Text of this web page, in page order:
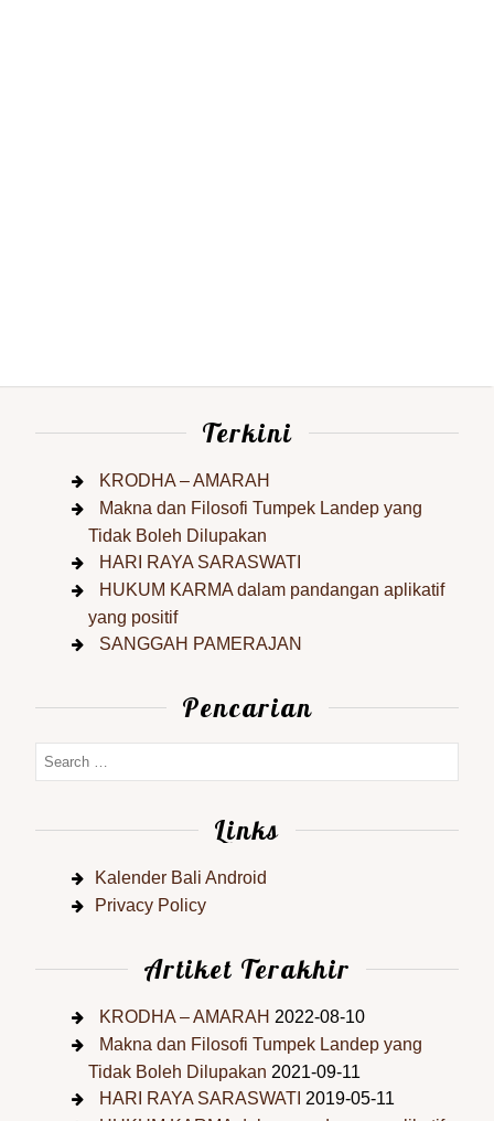
Terkini
KRODHA – AMARAH
Makna dan Filosofi Tumpek Landep yang
Tidak Boleh Dilupakan
HARI RAYA SARASWATI
HUKUM KARMA dalam pandangan aplikatif
yang positif
SANGGAH PAMERAJAN
Pencarian
Links
Kalender Bali Android
Privacy Policy
Artiket Terakhir
KRODHA – AMARAH 2022-08-10
Makna dan Filosofi Tumpek Landep yang
Tidak Boleh Dilupakan 2021-09-11
HARI RAYA SARASWATI 2019-05-11